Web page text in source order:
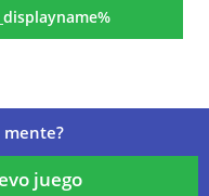
mente?
juego